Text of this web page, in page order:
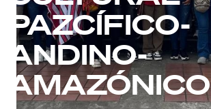
PAZCÍFICO-
ANDINO-
AMAZÓNICO